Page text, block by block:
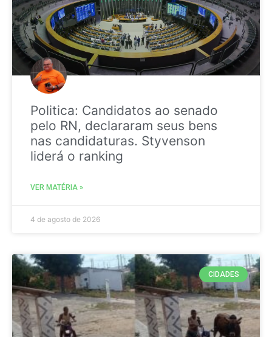
Politica: Candidatos ao senado
pelo RN, declararam seus bens
nas candidaturas. Styvenson
liderá o ranking
VER MATÉRIA »
4 de agosto de 2026
CIDADES